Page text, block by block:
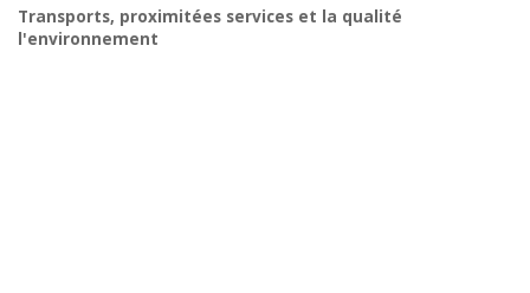
Transports, proximitées services et la qualité
l'environnement